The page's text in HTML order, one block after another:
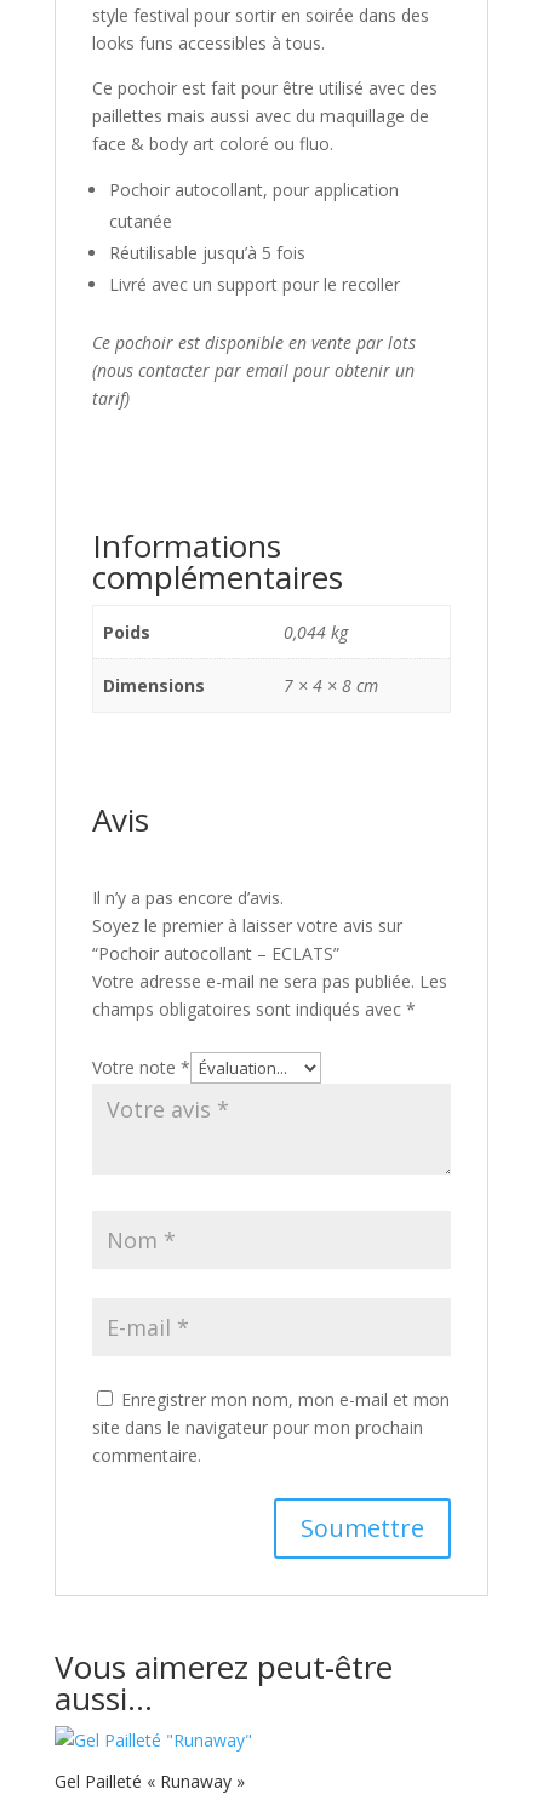
style festival pour sortir en soirée dans des
looks funs accessibles à tous.
Ce pochoir est fait pour être utilisé avec des
paillettes mais aussi avec du maquillage de
face & body art coloré ou fluo.
Pochoir autocollant, pour application
cutanée
Réutilisable jusqu’à 5 fois
Livré avec un support pour le recoller
Ce pochoir est disponible en vente par lots
(nous contacter par email pour obtenir un
tarif)
Informations
complémentaires
Poids 0,044 kg
Dimensions 7 × 4 × 8 cm
Avis
Il n’y a pas encore d’avis.
Soyez le premier à laisser votre avis sur
“Pochoir autocollant – ECLATS”
Votre adresse e-mail ne sera pas publiée. Les
champs obligatoires sont indiqués avec *
Votre note *
Enregistrer mon nom, mon e-mail et mon
site dans le navigateur pour mon prochain
commentaire.
Vous aimerez peut-être
aussi…
Gel Pailleté « Runaway »